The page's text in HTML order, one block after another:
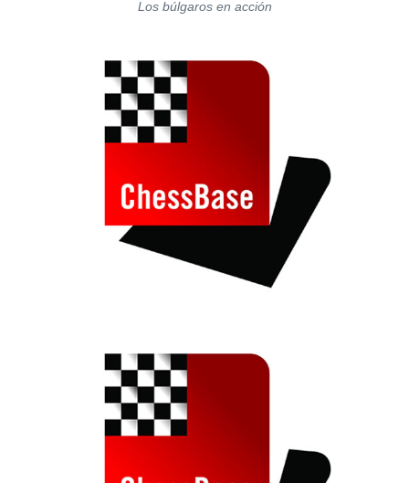
Los búlgaros en acción